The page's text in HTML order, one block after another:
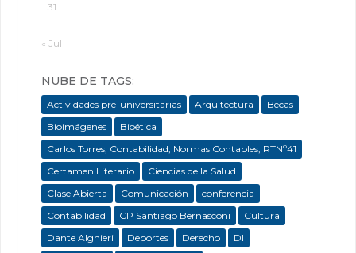
31
« Jul
NUBE DE TAGS:
Actividades pre-universitarias Arquitectura
Becas
Bioimágenes
Bioética
Carlos Torres; Contabilidad; Normas Contables; RTNº41
Certamen Literario
Ciencias de la Salud
Clase Abierta
Comunicación
conferencia
Contabilidad
CP Santiago Bernasconi
Cultura
Dante Alghieri
Deportes Derecho
DI